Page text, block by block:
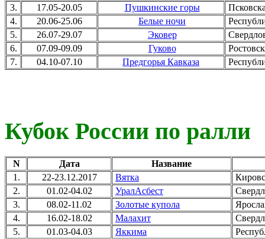
3.
17.05-20.05 Пушкинские горы
4.
20.06-25.06 Белые ночи
5.
26.07-29.07 Эковер
6.
07.09-09.09 Гуково
7.
04.10-07.10 Предгорья Кавказа
Кубок России по ралли
N Дата
Название
1.
22-23.12.2017 Вятка
2.
01.02-04.02 УралАсбест
3.
08.02-11.02 Золотые купола
4.
16.02-18.02 Малахит
5.
01.03-04.03 Яккима